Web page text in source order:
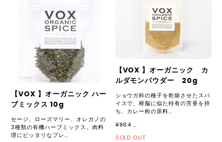
【VOX 】オーガニック ハー
ブミックス 10g
セージ、ローズマリー、オレガノの
3種類の有機ハーブミックス。肉料
理にピッタリなブレ…
【VOX 】オーガニック カ
ルダモンパウダー 20g
ショウガ科の種子を乾燥させたスパ
イスで、樟脳に似た特有の芳香を持
ち、カレー粉の原料…
¥864 …
SOLD OUT